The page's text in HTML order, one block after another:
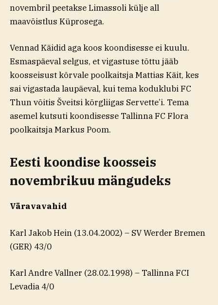
novembril peetakse Limassoli külje all
maavõistlus Küprosega.
Vennad Käidid aga koos koondisesse ei kuulu.
Esmaspäeval selgus, et vigastuse tõttu jääb
koosseisust kõrvale poolkaitsja Mattias Käit, kes
sai vigastada laupäeval, kui tema koduklubi FC
Thun võitis Šveitsi kõrgliigas Servette’i. Tema
asemel kutsuti koondisesse Tallinna FC Flora
poolkaitsja Markus Poom.
Eesti koondise koosseis
novembrikuu mängudeks
Väravavahid
Karl Jakob Hein (13.04.2002) – SV Werder Bremen
(GER) 43/0
Karl Andre Vallner (28.02.1998) – Tallinna FCI
Levadia 4/0